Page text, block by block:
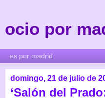
ocio por
domingo, 21 de julio de
‘Salón del